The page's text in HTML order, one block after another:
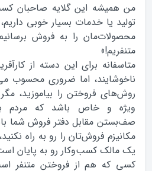
من همیشه این گلایه‌ صاحبان
تولید یا خدمات بسیار خوبی
محصولات‌مان را به فروش
متنفریم!»
متاسفانه برای این دسته از
ناخوشایند، اما ضروری محسوب
روش‌های فروختن را بیاموزید،
ویژه و خاص باشد که مردم
صف‌بستن مقابل دفتر فروش شما
مکانیزم فروش‌تان را رو به راه
یک مالک کسب‌وکار رو به پایان
کسی که هم از فروختن متنفر